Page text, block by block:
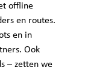
offline
en routes.
en in
Ook
– zetten we